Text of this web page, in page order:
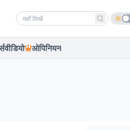
Search news
वीडियो ओपिनियन